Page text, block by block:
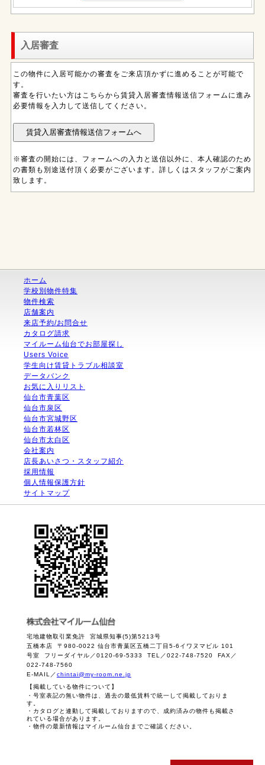
入居審査
この物件に入居可能かの審査をご来店頂かずに進めることが可能で
す。
審査を行いたい方はこちらから賃貸入居審査情報送信フォームに進み
必要情報を入力して送信してください。
※審査の開始には、フォームへの入力と送信以外に、本人確認のため
の書類も別途送付頂く必要がございます。詳しくはスタッフがご案内
致します。
ホーム
学校別物件特集
物件検索
店舗案内
来店予約/お問合せ
カタログ請求
マイルーム仙台でお部屋探し
Users Voice
学生向け賃貸トラブル相談室
データバンク
お気に入りリスト
仙台市青葉区
仙台市泉区
仙台市宮城野区
仙台市若林区
仙台市太白区
会社案内
店長あいさつ・スタッフ紹介
採用情報
個人情報保護方針
サイトマップ
宅地建物取引業免許 宮城県知事(5)第5213号
五橋本店 〒980-0022 仙台市青葉区五橋二丁目5-6イワヌマビル 101
号室 フリーダイヤル／0120-69-5333 TEL／022-748-7520 FAX／
022-748-7560
E-MAIL／chintai@my-room.ne.jp
【掲載している物件について】
・号室表記の無い物件は、過去の最低賃料で統一して掲載しておりま
す。
・カタログと連動して掲載しておりますので、成約済みの物件も掲載さ
れている場合があります。
・物件の最新情報はマイルーム仙台までご確認ください。